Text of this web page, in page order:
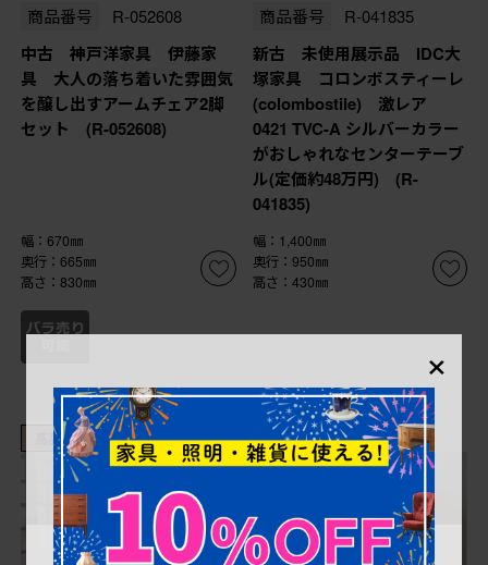
商品番号 R-052608
中古 神戸洋家具 伊藤家
具 大人の落ち着いた雰囲気
を醸し出すアームチェア2脚
セット (R-052608)
幅：670㎜
奥行：665㎜
高さ：830㎜
商品番号 R-041835
新古 未使用展示品 IDC大
塚家具 コロンボスティーレ
(colombostile) 激レア
0421 TVC-A シルバーカラー
がおしゃれなセンターテーブ
ル(定価約48万円) (R-
041835)
幅：1,400㎜
奥行：950㎜
高さ：430㎜
高品質リペア済み品 これからリペア予定品
×